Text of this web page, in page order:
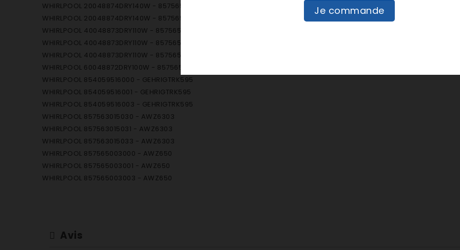
WHIRLPOOL 20048874DRY140W - 857565116014
WHIRLPOOL 20048874DRY140W - 857565116016
WHIRLPOOL 40048873DRY110W - 857565115013
WHIRLPOOL 40048873DRY110W - 857565115014
WHIRLPOOL 40048873DRY110W - 857565115016
WHIRLPOOL 60048872DRY100W - 857565101026
WHIRLPOOL 854059516000 - GEHRIGTRK595
WHIRLPOOL 854059516001 - GEHRIGTRK595
WHIRLPOOL 854059516003 - GEHRIGTRK595
WHIRLPOOL 857563015030 - AWZ6303
WHIRLPOOL 857563015031 - AWZ6303
WHIRLPOOL 857563015033 - AWZ6303
WHIRLPOOL 857565003000 - AWZ650
WHIRLPOOL 857565003001 - AWZ650
WHIRLPOOL 857565003003 - AWZ650
WHIRLPOOL 857565017003 - AWZ650
Avis
Je commande